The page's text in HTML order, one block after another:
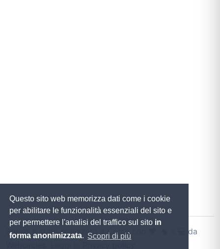
Questo sito web memorizza dati come i cookie
per abilitare le funzionalità essenziali del sito e
per permettere l'analisi del traffico sul sito in
forma anonimizzata. Scopri di più
Bnews è stato realizzato a Como con ♥️, 🧠 e 💻 da